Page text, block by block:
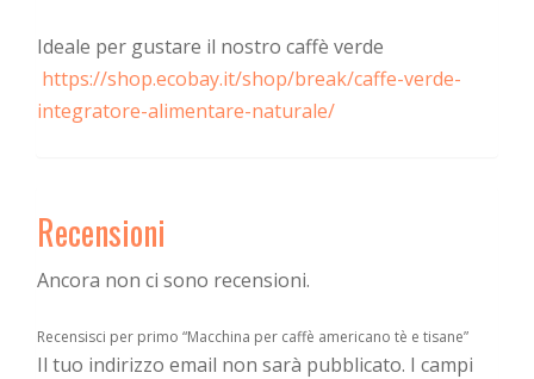
Ideale per gustare il nostro caffè verde
https://shop.ecobay.it/shop/break/caffe-verde-
integratore-alimentare-naturale/
Recensioni
Ancora non ci sono recensioni.
Recensisci per primo “Macchina per caffè americano tè e tisane”
Il tuo indirizzo email non sarà pubblicato. I campi